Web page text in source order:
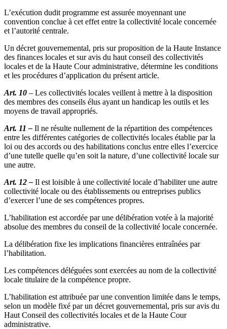
L’exécution dudit programme est assurée moyennant une
convention conclue à cet effet entre la collectivité locale concernée
et l’autorité centrale.
Un décret gouvernemental, pris sur proposition de la Haute Instance
des finances locales et sur avis du haut conseil des collectivités
locales et de la Haute Cour administrative, détermine les conditions
et les procédures d’application du présent article.
Art. 10 – Les collectivités locales veillent à mettre à la disposition
des membres des conseils élus ayant un handicap les outils et les
moyens de travail appropriés.
Art. 11 – Il ne résulte nullement de la répartition des compétences
entre les différentes catégories de collectivités locales établie par la
loi ou des accords ou des habilitations conclus entre elles l’exercice
d’une tutelle quelle qu’en soit la nature, d’une collectivité locale sur
une autre.
Art. 12 – Il est loisible à une collectivité locale d’habiliter une autre
collectivité locale ou des établissements ou entreprises publics
d’exercer l’une de ses compétences propres.
L’habilitation est accordée par une délibération votée à la majorité
absolue des membres du conseil de la collectivité locale concernée.
La délibération fixe les implications financières entraînées par
l’habilitation.
Les compétences déléguées sont exercées au nom de la collectivité
locale titulaire de la compétence propre.
L’habilitation est attribuée par une convention limitée dans le temps,
selon un modèle fixé par un décret gouvernemental, pris sur avis du
Haut Conseil des collectivités locales et de la Haute Cour
administrative.